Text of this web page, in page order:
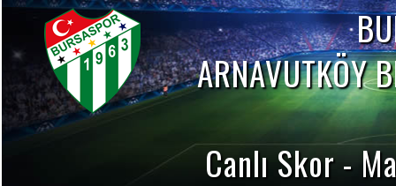
ARNAVUTKÖY
Canlı Skor -